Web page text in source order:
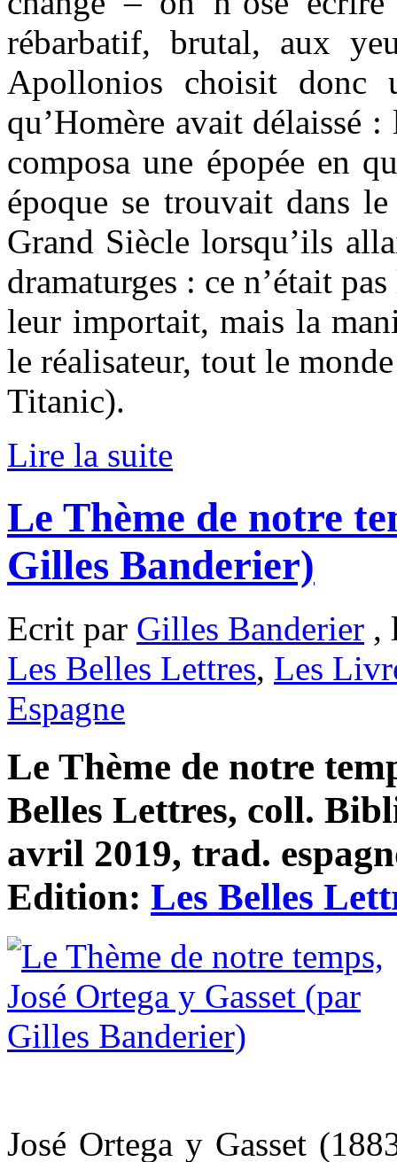
rébarbatif, brutal, aux
Apollonios choisit donc
qu’Homère avait délaissé
composa une épopée en
époque se trouvait dans
Grand Siècle lorsqu’ils
dramaturges : ce n’était
leur importait, mais la
le réalisateur, tout le
Titanic).
Lire la suite
Le Thème de notre
Gilles Banderier)
Ecrit par Gilles Banderier ,
Les Belles Lettres, Les
Espagne
Le Thème de notre
Belles Lettres, coll.
avril 2019, trad.
Edition: Les Belles
José Ortega y Gasset